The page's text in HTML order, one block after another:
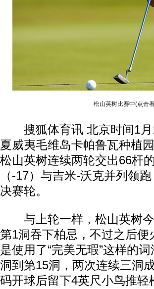
松山英树比赛中(点击
搜狐体育讯 北京时间1月
夏威夷毛维岛卡帕鲁瓦种植
松山英树连续两轮交出66杆
（-17）与吉米-沃克并列领
决赛轮。
与上轮一样，松山英树今
第1洞吞下柏忌，不过之后
是使用了“完美无瑕”这样的
洞到第15洞，两次连续三洞
码开球后留下4英尺小鸟推